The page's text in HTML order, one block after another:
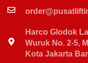
Harco Glodok
Wuruk No. 2-5,
Kota Jakarta